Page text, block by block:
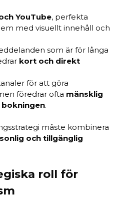
YouTube, perfekta
med visuellt innehåll och
som är för långa
kort och direkt
för att göra
föredrar ofta mänsklig
.
måste kombinera
och tillgänglig
roll för